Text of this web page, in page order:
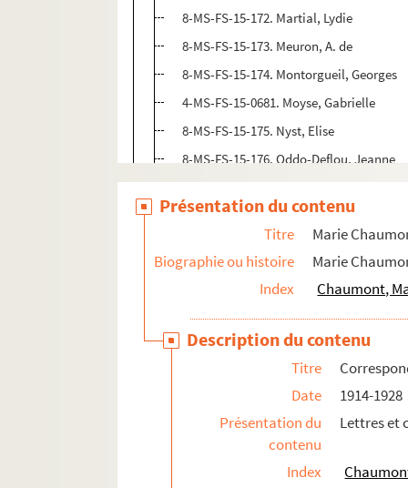
8-MS-FS-15-172. Martial, Lydie
8-MS-FS-15-173. Meuron, A. de
8-MS-FS-15-174. Montorgueil, Georges
4-MS-FS-15-0681. Moyse, Gabrielle
8-MS-FS-15-175. Nyst, Elise
8-MS-FS-15-176. Oddo-Deflou, Jeanne
8-MS-FS-15-177. Pennetier, Léontine
8-MS-FS-15-178. Pert, Camille
8-MS-FS-15-179. Pingrenon, Renée
8-MS-FS-15-180. Ragon-Hammer, A.
8-MS-FS-15-181. Raspail, Juliette
4-MS-FS-15-0683. Salès, J.
8-MS-FS-15-184. Séverine
8-MS-FS-15-185. Siegfried, Madame
Présentation du contenu
Titre
Marie
Biographie ou histoire
Marie
Index
Chaumont,
Description du contenu
Titre
Date
1914-1928
Présentation du
contenu
Lettres et
Index